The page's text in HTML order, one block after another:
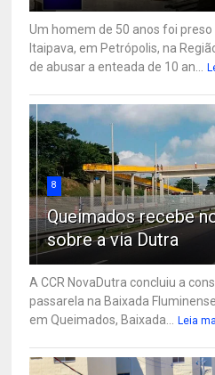
Um homem de 50 anos foi preso
Itaipava, em Petrópolis, na
de abusar a enteada de 10 an...
8
Queimados recebe
sobre a via Dutra
A CCR NovaDutra concluiu a
passarela na Baixada
em Queimados, Baixada...
Leia